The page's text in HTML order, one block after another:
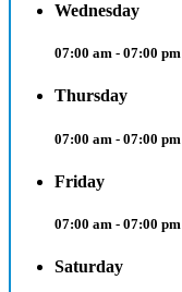
Wednesday
07:00 am - 07:00 pm
Thursday
07:00 am - 07:00 pm
Friday
07:00 am - 07:00 pm
Saturday